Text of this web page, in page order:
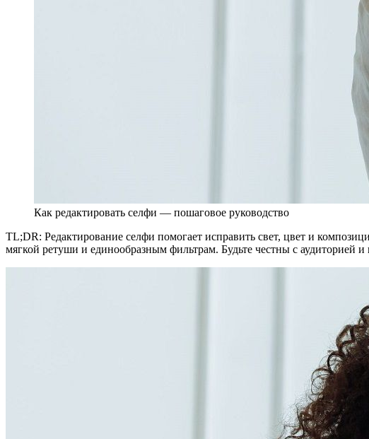
Как редактировать селфи — пошаговое руководство
TL;DR: Редактирование селфи помогает исправить свет, цвет и
мягкой ретуши и единообразным фильтрам. Будьте честны с аудиторией